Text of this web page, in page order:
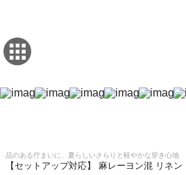
品のある佇まいに、夏らしいさらりと軽やかな穿き心地
【セットアップ対応】 麻レーヨン混 リネン